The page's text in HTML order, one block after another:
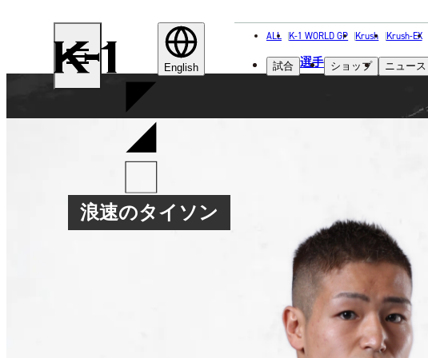
K-
1 English
ALL K-1 WORLD GP Krush Krush-EX
試合 選手 ショップ ニュース
浪速のタイソン